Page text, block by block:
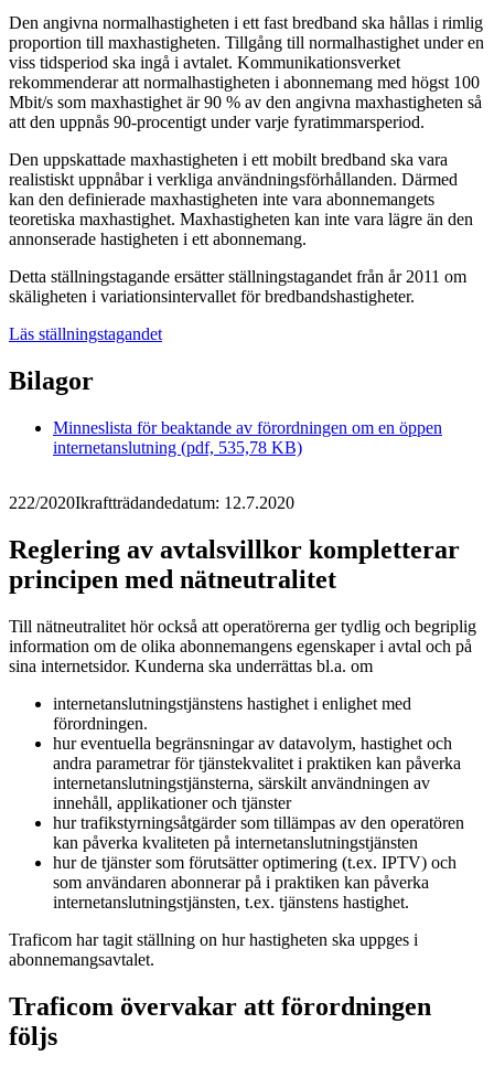
Den angivna normalhastigheten i ett fast bredband ska hållas i rimlig
proportion till maxhastigheten. Tillgång till normalhastighet under en
viss tidsperiod ska ingå i avtalet. Kommunikationsverket
rekommenderar att normalhastigheten i abonnemang med högst 100
Mbit/s som maxhastighet är 90 % av den angivna maxhastigheten så
att den uppnås 90-procentigt under varje fyratimmarsperiod.
Den uppskattade maxhastigheten i ett mobilt bredband ska vara
realistiskt uppnåbar i verkliga användningsförhållanden. Därmed
kan den definierade maxhastigheten inte vara abonnemangets
teoretiska maxhastighet. Maxhastigheten kan inte vara lägre än den
annonserade hastigheten i ett abonnemang.
Detta ställningstagande ersätter ställningstagandet från år 2011 om
skäligheten i variationsintervallet för bredbandshastigheter.
Läs ställningstagandet
Bilagor
Minneslista för beaktande av förordningen om en öppen
internetanslutning (pdf, 535,78 KB)
222/2020Ikraftträdandedatum: 12.7.2020
Reglering av avtalsvillkor kompletterar
principen med nätneutralitet
Till nätneutralitet hör också att operatörerna ger tydlig och begriplig
information om de olika abonnemangens egenskaper i avtal och på
sina internetsidor. Kunderna ska underrättas bl.a. om
internetanslutningstjänstens hastighet i enlighet med
förordningen.
hur eventuella begränsningar av datavolym, hastighet och
andra parametrar för tjänstekvalitet i praktiken kan påverka
internetanslutningstjänsterna, särskilt användningen av
innehåll, applikationer och tjänster
hur trafikstyrningsåtgärder som tillämpas av den operatören
kan påverka kvaliteten på internetanslutningstjänsten
hur de tjänster som förutsätter optimering (t.ex. IPTV) och
som användaren abonnerar på i praktiken kan påverka
internetanslutningstjänsten, t.ex. tjänstens hastighet.
Traficom har tagit ställning on hur hastigheten ska uppges i
abonnemangsavtalet.
Traficom övervakar att förordningen
följs